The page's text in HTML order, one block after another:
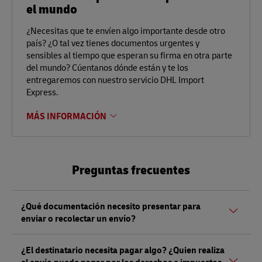
el mundo
¿Necesitas que te envíen algo importante desde otro
país? ¿O tal vez tienes documentos urgentes y
sensibles al tiempo que esperan su firma en otra parte
del mundo? Cúentanos dónde están y te los
entregaremos con nuestro servicio DHL Import
Express.
MÁS INFORMACIÓN
Preguntas frecuentes
¿Qué documentación necesito presentar para
enviar o recolectar un envío?
documento de identidad válido (con fotografía) emitido
¿El destinatario necesita pagar algo? ¿Quien realiza